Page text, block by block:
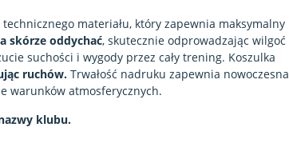
technicznego materiału, który zapewnia maksymalny
skórze oddychać, skutecznie odprowadzając wilgoć
suchości i wygody przez cały trening. Koszulka
ruchów. Trwałość nadruku zapewnia nowoczesna
warunków atmosferycznych.
klubu.